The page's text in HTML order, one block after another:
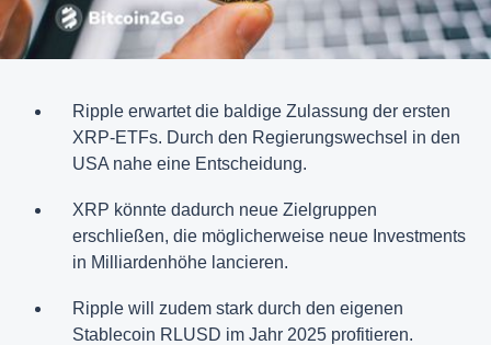
Ripple erwartet die baldige Zulassung der ersten
XRP-ETFs. Durch den Regierungswechsel in den
USA nahe eine Entscheidung.
XRP könnte dadurch neue Zielgruppen
erschließen, die möglicherweise neue Investments
in Milliardenhöhe lancieren.
Ripple will zudem stark durch den eigenen
Stablecoin RLUSD im Jahr 2025 profitieren.